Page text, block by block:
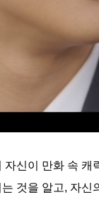
신이 만화 속 캐
것을 알고, 자